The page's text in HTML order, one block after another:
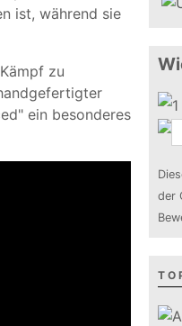
ist, während sie
zu
ein besonderes
der